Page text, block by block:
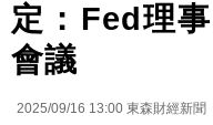
定：Fed理
會議
2025/09/16 13:00 東森財經新聞